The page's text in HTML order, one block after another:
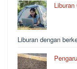
Liburan dengan